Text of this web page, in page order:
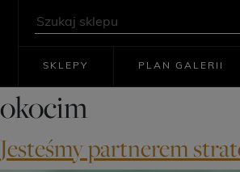
SKLEPY PLAN GALERII
okocim
Jesteśmy partnerem